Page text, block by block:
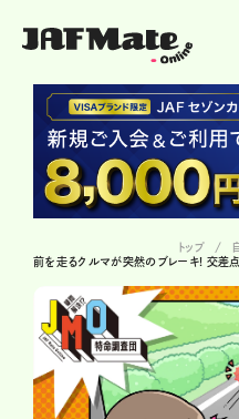
トップ